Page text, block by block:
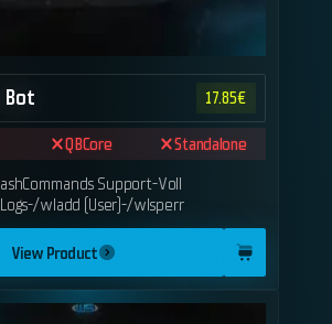
17.85€
QBCore
Standalone
Support-Voll
wladd (User)-/wlsperr
View Product